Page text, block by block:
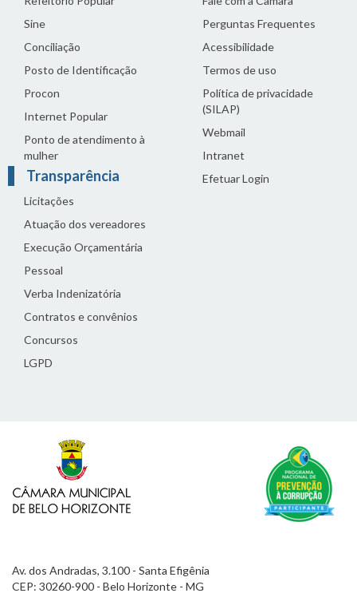
Sine
Conciliação
Posto de Identificação
Procon
Internet Popular
Ponto de atendimento à
mulher
Transparência
Licitações
Atuação dos vereadores
Execução Orçamentária
Pessoal
Verba Indenizatória
Contratos e convênios
Concursos
LGPD
Perguntas Frequentes
Acessibilidade
Termos de uso
Política de privacidade
(SILAP)
Webmail
Intranet
Efetuar Login
Av. dos Andradas, 3.100 - Santa Efigênia
CEP: 30260-900 - Belo Horizonte - MG